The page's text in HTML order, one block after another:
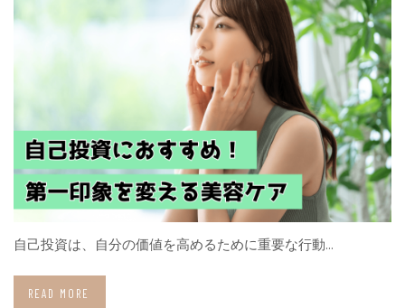
自己投資は、自分の価値を高めるために重要な行動…
READ MORE